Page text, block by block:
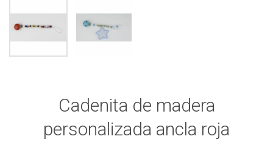
Cadenita de madera
personalizada ancla roja